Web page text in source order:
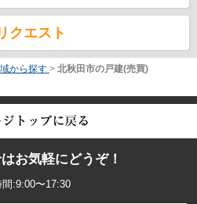
クエスト
から探す > 北秋田市の戸建(売買)
お気軽にどうぞ！
:9:00〜17:30